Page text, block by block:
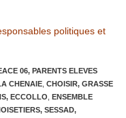
politiques et
06, PARENTS ELEVES
CHENAIE CHOISIR, GRASSE
ECCOLLO ENSEMBLE
SESSAD,